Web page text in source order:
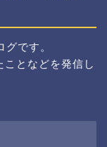
です。
となどを発信し